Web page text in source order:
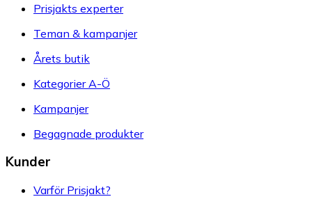
Prisjakts experter
Teman & kampanjer
Årets butik
Kategorier A-Ö
Kampanjer
Begagnade produkter
Kunder
Varför Prisjakt?